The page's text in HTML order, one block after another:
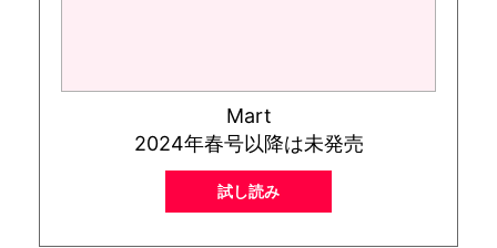
Mart
2024年春号以降は未発売
試し読み